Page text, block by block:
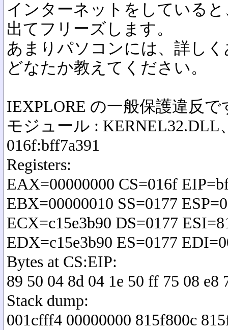
インターネットをしている
出てフリーズします。
あまりパソコンには、詳し
どなたか教えてください。
IEXPLORE の一般保護違反で
モジュール : KERNEL32.DLL
016f:bff7a391
Registers:
EAX=00000000 CS=016f
EBX=00000010 SS=0177
ECX=c15e3b90 DS=0177
EDX=c15e3b90 ES=0177
Bytes at CS:EIP:
89 50 04 8d 04 1e 50 ff 75 08
Stack dump:
001cfff4 00000000 815f800c